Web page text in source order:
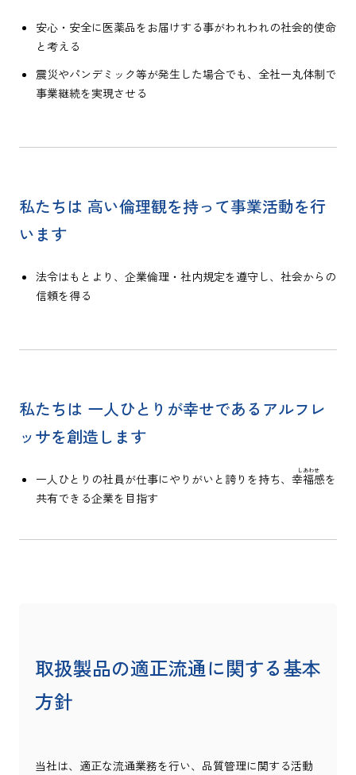
安心・安全に医薬品をお届けする事がわれわれの社会的使命
と考える
震災やパンデミック等が発生した場合でも、全社一丸体制で
事業継続を実現させる
私たちは 高い倫理観を持って事業活動を行
います
法令はもとより、企業倫理・社内規定を遵守し、社会からの
信頼を得る
私たちは 一人ひとりが幸せであるアルフレ
ッサを創造します
一人ひとりの社員が仕事にやりがいと誇りを持ち、 幸福感を
共有できる企業を目指す
取扱製品の適正流通に関する基本
方針
当社は、適正な流通業務を行い、品質管理に関する活動